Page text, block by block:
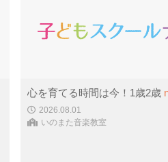
心を育てる時間は今！1歳2歳
2026.08.01
いのまた音楽教室